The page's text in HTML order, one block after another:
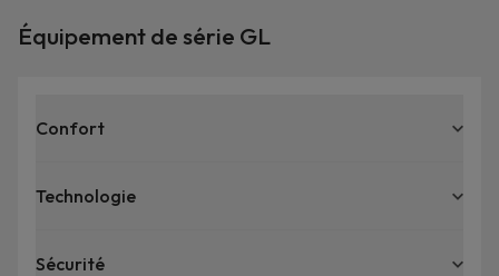
Équipement de série GL
Confort
Technologie
Sécurité